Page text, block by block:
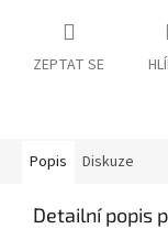
ZEPTAT SE
Popis Diskuze
Detailní popis